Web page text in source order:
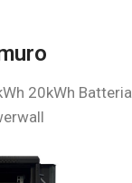
20kWh Batteria